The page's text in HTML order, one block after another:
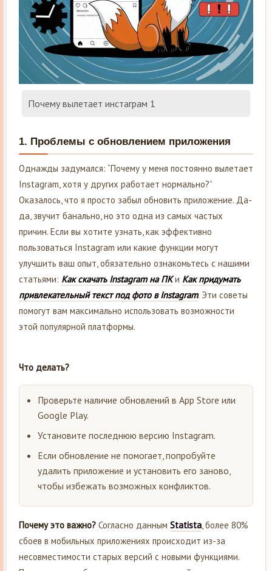
Почему вылетает инстаграм 1
1. Проблемы с обновлением приложения
Однажды задумался: “Почему у меня постоянно вылетает
Instagram, хотя у других работает нормально?”
Оказалось, что я просто забыл обновить приложение. Да-
да, звучит банально, но это одна из самых частых
причин. Если вы хотите узнать, как эффективно
пользоваться Instagram или какие функции могут
улучшить ваш опыт, обязательно ознакомьтесь с нашими
статьями: Как скачать Instagram на ПК и Как придумать
привлекательный текст под фото в Instagram. Эти советы
помогут вам максимально использовать возможности
этой популярной платформы.
Что делать?
Проверьте наличие обновлений в App Store или
Google Play.
Установите последнюю версию Instagram.
Если обновление не помогает, попробуйте
удалить приложение и установить его заново,
чтобы избежать возможных конфликтов.
Почему это важно? Согласно данным Statista, более 80%
сбоев в мобильных приложениях происходит из-за
несовместимости старых версий с новыми функциями.